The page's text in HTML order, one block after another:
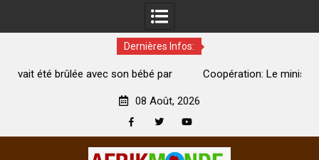
Dernières Infos:
Coopération: Le ministre Indien Kirti Vardhan Singh à
08 Août, 2026